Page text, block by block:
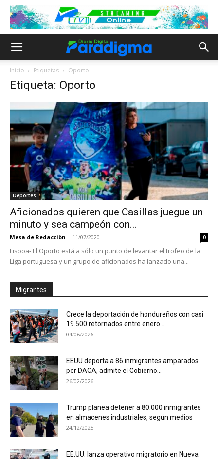
Inicio Etiquetas Oporto
Etiqueta: Oporto
Deportes
Aficionados quieren que Casillas juegue un
minuto y sea campeón con...
Mesa de Redacciòn - 11/07/2020 0
Lisboa- El Oporto está a sólo un punto de levantar el trofeo de la
Liga portuguesa y un grupo de aficionados ha lanzado una...
Migrantes
Crece la deportación de hondureños con casi
19.500 retornados entre enero...
04/06/2026
EEUU deporta a 86 inmigrantes amparados
por DACA, admite el Gobierno...
26/02/2026
Trump planea detener a 80.000 inmigrantes
en almacenes industriales, según medios
24/12/2025
EE.UU. lanza operativo migratorio en Nueva